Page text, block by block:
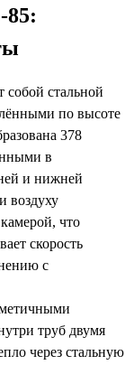
85:
собой стальной
по высоте
378
в
и нижней
воздуху
что
скорость
с
труб двумя
через стальную